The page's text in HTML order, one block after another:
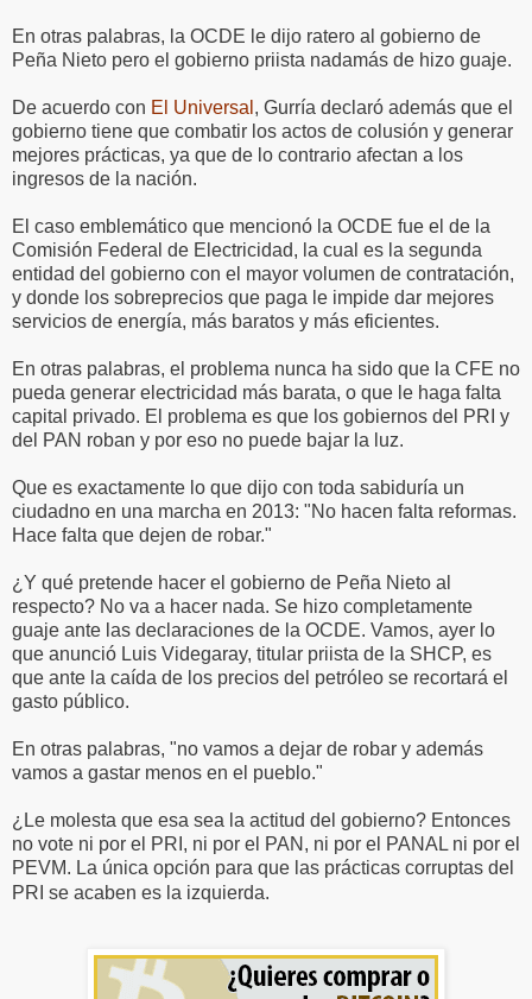
En otras palabras, la OCDE le dijo ratero al gobierno de
Peña Nieto pero el gobierno priista nadamás de hizo guaje.
De acuerdo con El Universal , Gurría declaró además que el
gobierno tiene que combatir los actos de colusión y generar
mejores prácticas, ya que de lo contrario afectan a los
ingresos de la nación.
El caso emblemático que mencionó la OCDE fue el de la
Comisión Federal de Electricidad, la cual es la segunda
entidad del gobierno con el mayor volumen de contratación,
y donde los sobreprecios que paga le impide dar mejores
servicios de energía, más baratos y más eficientes.
En otras palabras, el problema nunca ha sido que la CFE no
pueda generar electricidad más barata, o que le haga falta
capital privado. El problema es que los gobiernos del PRI y
del PAN roban y por eso no puede bajar la luz.
Que es exactamente lo que dijo con toda sabiduría un
ciudadno en una marcha en 2013: "No hacen falta reformas.
Hace falta que dejen de robar."
¿Y qué pretende hacer el gobierno de Peña Nieto al
respecto? No va a hacer nada. Se hizo completamente
guaje ante las declaraciones de la OCDE. Vamos, ayer lo
que anunció Luis Videgaray, titular priista de la SHCP, es
que ante la caída de los precios del petróleo se recortará el
gasto público.
En otras palabras, "no vamos a dejar de robar y además
vamos a gastar menos en el pueblo."
¿Le molesta que esa sea la actitud del gobierno? Entonces
no vote ni por el PRI, ni por el PAN, ni por el PANAL ni por el
PEVM. La única opción para que las prácticas corruptas del
PRI se acaben es la izquierda.